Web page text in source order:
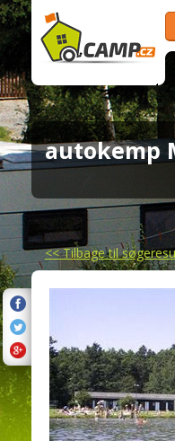
autokemp
<<Tilbage til